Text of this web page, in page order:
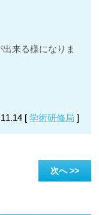
来る様になりま
[ 学術研修局 ]
次へ >>